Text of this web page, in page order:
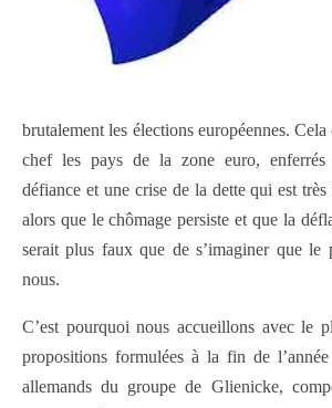
brutalement les élections européennes.
chef les pays de la zone euro,
défiance et une crise de la dette qui est très
alors que le chômage persiste et que la
serait plus faux que de s’imaginer que le
nous.
C’est pourquoi nous accueillons avec le
propositions formulées à la fin de
allemands du groupe de Glienicke,